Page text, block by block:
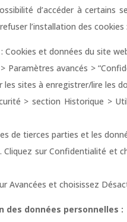
d’accéder à certains
l’installation des cookies :
et données du site
Paramètres avancés >
sites à enregistrer/lire les
> section Historique >
de tierces parties et les
sur Confidentialité et
Avancées et choisissez
des données personnelles :